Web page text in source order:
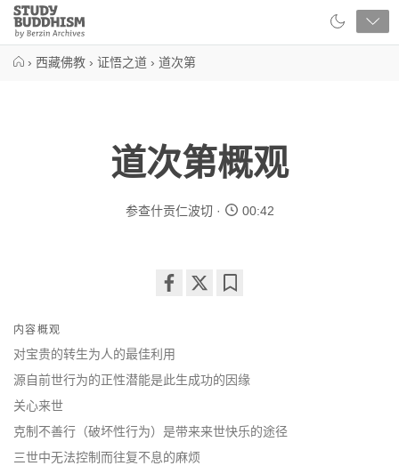
Close
Study
Buddhism
› 西藏佛教 › 证悟之道 › 道次第
道次第概观
参查什贡仁波切 00:42
facebook
内容概观
对宝贵的转生为人的最佳利用
源自前世行为的正性潜能是此生成功的因缘
关心来世
克制不善行（破坏性行为）是带来来世快乐的途径
三世中无法控制而往复不息的麻烦